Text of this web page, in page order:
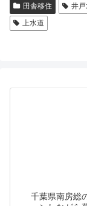
田舎移住 井戸
上水道
千葉県南房総